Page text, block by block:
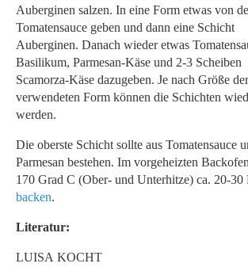
Auberginen salzen. In eine Form etwas von
Tomatensauce geben und dann eine Schicht
Auberginen. Danach wieder etwas
Basilikum, Parmesan-Käse und 2-3 Scheiben
Scamorza-Käse dazugeben. Je nach Größe der
verwendeten Form können die Schichten
werden.
Die oberste Schicht sollte aus Tomatensauce
Parmesan bestehen. Im vorgeheizten
170 Grad C (Ober- und Unterhitze) ca. 20-30
backen.
Literatur:
LUISA KOCHT